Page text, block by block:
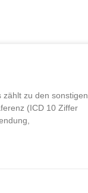
zu den sonstigen
(ICD 10 Ziffer